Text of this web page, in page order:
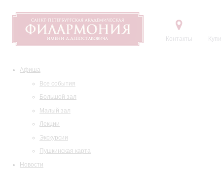
Контакты
Афиша
Все события
Большой зал
Малый зал
Лекции
Экскурсии
Пушкинская карта
Новости